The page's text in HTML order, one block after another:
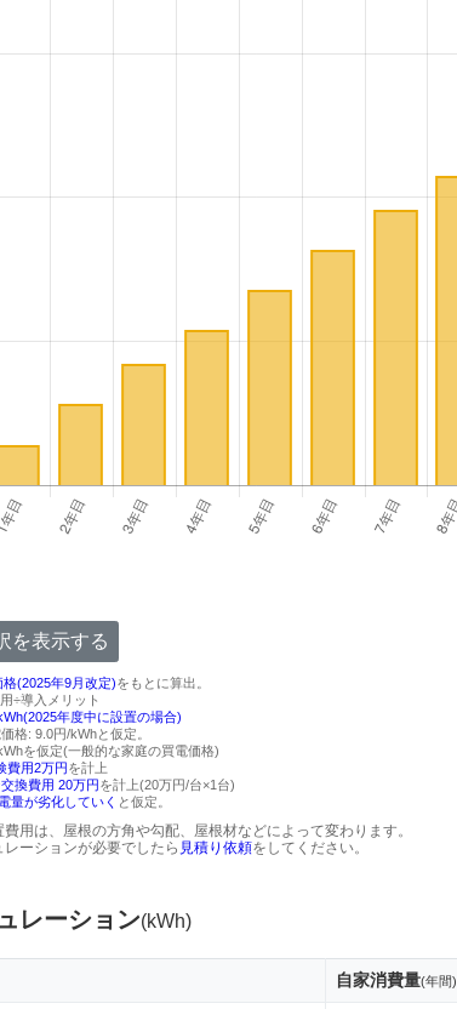
を表示する
格(2025年9月改定)をもとに算出。
÷導入メリット
年度中に設置の場合)
格: 9.0円/kWhと仮定。
を仮定(一般的な家庭の買電価格)
費用2万円を計上
換費用 20万円を計上(20万円/台×1台)
量が劣化していく と仮定。
用は、屋根の方角や勾配、屋根材などによって変わります。
ーションが必要でしたら 見積り依頼をしてください。
レーション(kWh)
自家消費量(年間)